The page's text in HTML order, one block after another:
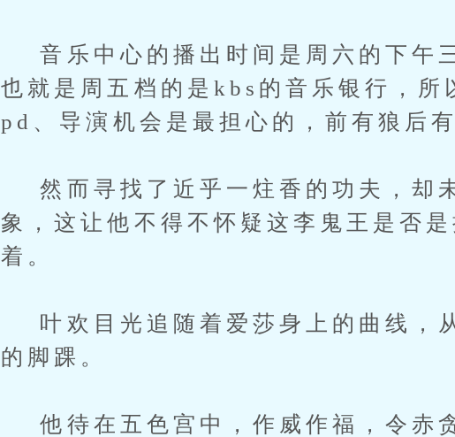
音乐中心的播出时间是周六的下午
也就是周五档的是kbs的音乐银行，所
pd、导演机会是最担心的，前有狼后
然而寻找了近乎一炷香的功夫，却
象，这让他不得不怀疑这李鬼王是否
着。
叶欢目光追随着爱莎身上的曲线，
的脚踝。
他待在五色宫中，作威作福，令赤